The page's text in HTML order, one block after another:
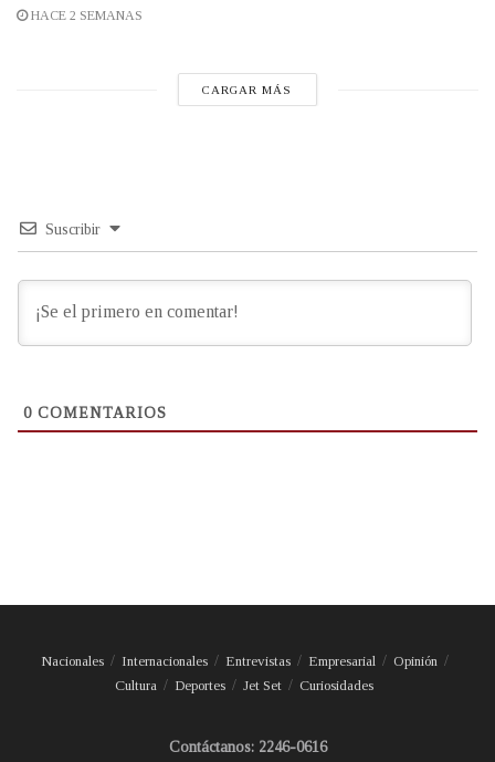
HACE 2 SEMANAS
CARGAR MÁS
Suscribir
0 COMENTARIOS
Nacionales Internacionales Entrevistas Empresarial
Opinión
Cultura
Deportes Jet Set Curiosidades
Contáctanos: 2246-0616